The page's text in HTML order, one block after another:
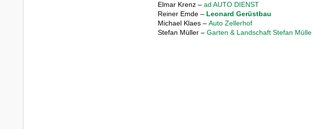
Elmar Krenz – ad AUTO DIENST
Reiner Emde – Leonard Gerüstbau
Michael Klaes – Auto Zellerhof
Stefan Müller – Garten & Landschaft Stefan